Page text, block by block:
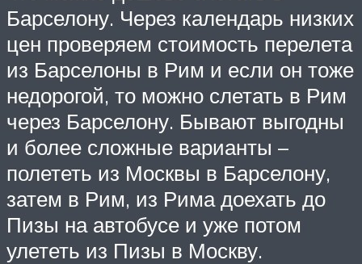
Барселону. Через календарь низких
цен проверяем стоимость перелета
из Барселоны в Рим и если он тоже
недорогой, то можно слетать в Рим
через Барселону. Бывают выгодны
и более сложные варианты –
полететь из Москвы в Барселону,
затем в Рим, из Рима доехать до
Пизы на автобусе и уже потом
улететь из Пизы в Москву.